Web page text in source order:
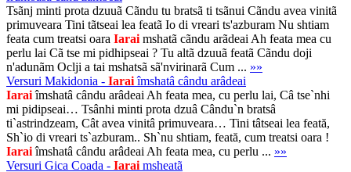
Tsãnj minti prota dzuuã Cãndu tu bratsã ti tsãnui Cãndu avea vinitã
primuveara Tini tãtseai lea featã Io di vreari ts'azburam Nu shtiam
feata cum treatsi oara Iarai mshatã cãndu arãdeai Ah feata mea cu
perlu lai Cã tse mi pidhipseai ? Tu altã dzuuã featã Cãndu doji
n'adunãm Oclji a tai mshatsã sã'nvirinarã Cum ... »»
Versuri Makidonia - Iaraiîmshatâ cându arâdeai
Iaraiîmshatâ cându arâdeai Ah feata mea, cu perlu lai, Câ tse`nhi
mi pidipseai… Tsânhi minti prota dzuâ Cându`n bratsâ
ti`astrindzeam, Cât avea vinitâ primuveara… Tini tâtseai lea feată,
Sh`io di vreari ts`azburam.. Sh`nu shtiam, feată, cum treatsi oara !
Iaraiîmshatâ cându arâdeai Ah feata mea, cu perlu ... »»
Versuri Gica Coada - Iarai msheatã